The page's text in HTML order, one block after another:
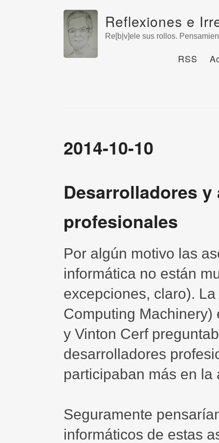
Reflexiones e
Re[b|v]ele sus rollos.
RSS
2014-10-10
Desarrolladores
profesionales
Por algún motivo las
informática no están
excepciones, claro). La
Computing
y Vinton Cerf
desarrolladores
participaban más en la
Seguramente
informáticos de estas